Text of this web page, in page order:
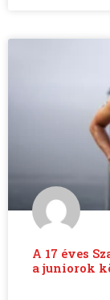
A 17 éves
a juniorok